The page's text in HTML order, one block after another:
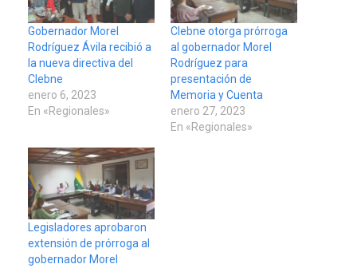
Gobernador Morel
Rodríguez Ávila recibió a
la nueva directiva del
Clebne
enero 6, 2023
En «Regionales»
Clebne otorga prórroga
al gobernador Morel
Rodríguez para
presentación de
Memoria y Cuenta
enero 27, 2023
En «Regionales»
Legisladores aprobaron
extensión de prórroga al
gobernador Morel